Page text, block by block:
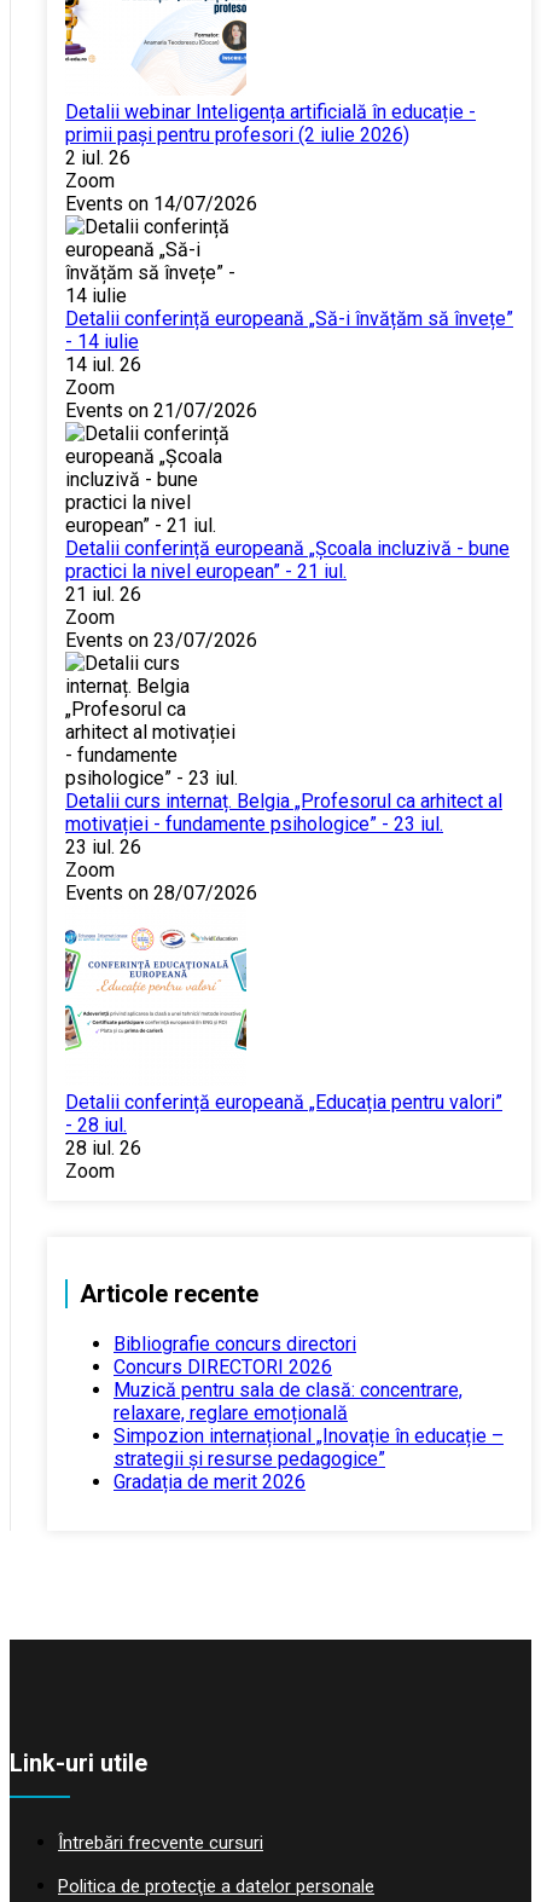
Detalii webinar Inteligența artificială în educație -
primii pași pentru profesori (2 iulie 2026)
2 iul. 26
Zoom
Events on 14/07/2026
Detalii conferință europeană „Să-i învățăm să învețe”
- 14 iulie
14 iul. 26
Zoom
Events on 21/07/2026
Detalii conferință europeană „Școala incluzivă - bune
practici la nivel european” - 21 iul.
21 iul. 26
Zoom
Events on 23/07/2026
Detalii curs internaț. Belgia „Profesorul ca arhitect al
motivației - fundamente psihologice” - 23 iul.
23 iul. 26
Zoom
Events on 28/07/2026
Detalii conferință europeană „Educația pentru valori”
- 28 iul.
28 iul. 26
Zoom
Articole recente
Bibliografie concurs directori
Concurs DIRECTORI 2026
Muzică pentru sala de clasă: concentrare,
relaxare, reglare emoțională
Simpozion internațional „Inovație în educație –
strategii și resurse pedagogice”
Gradația de merit 2026
Link-uri utile
Întrebări frecvente cursuri
Politica de protecţie a datelor personale